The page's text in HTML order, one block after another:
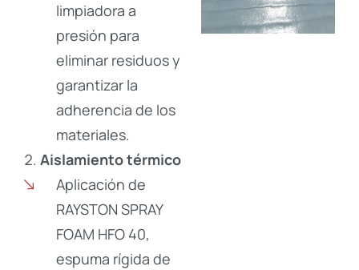
limpiadora a
presión para
eliminar residuos y
garantizar la
adherencia de los
materiales.
Aislamiento térmico
Aplicación de
RAYSTON SPRAY
FOAM HFO 40,
espuma rígida de